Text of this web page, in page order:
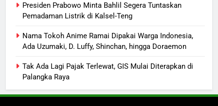
Presiden Prabowo Minta Bahlil Segera Tuntaskan
Pemadaman Listrik di Kalsel-Teng
Nama Tokoh Anime Ramai Dipakai Warga Indonesia,
Ada Uzumaki, D. Luffy, Shinchan, hingga Doraemon
Tak Ada Lagi Pajak Terlewat, GIS Mulai Diterapkan di
Palangka Raya
Distribusi BBM Diperkuat,
Pertamina Targetkan Antrean di
ECONOMY
Ketua dan Empat Komisioner KPU